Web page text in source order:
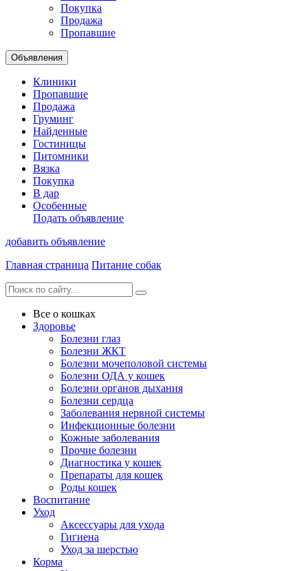
Покупка
Продажа
Пропавшие
Объявления
Клиники
Пропавшие
Продажа
Груминг
Найденные
Гостиницы
Питомники
Вязка
Покупка
В дар
Особенные
Подать объявление
добавить объявление
Главная страница Питание собак
Все о кошках
Здоровье
Болезни глаз
Болезни ЖКТ
Болезни мочеполовой системы
Болезни ОДА у кошек
Болезни органов дыхания
Болезни сердца
Заболевания нервной системы
Инфекционные болезни
Кожные заболевания
Прочие болезни
Диагностика у кошек
Препараты для кошек
Роды кошек
Воспитание
Уход
Аксессуары для ухода
Гигиена
Уход за шерстью
Корма